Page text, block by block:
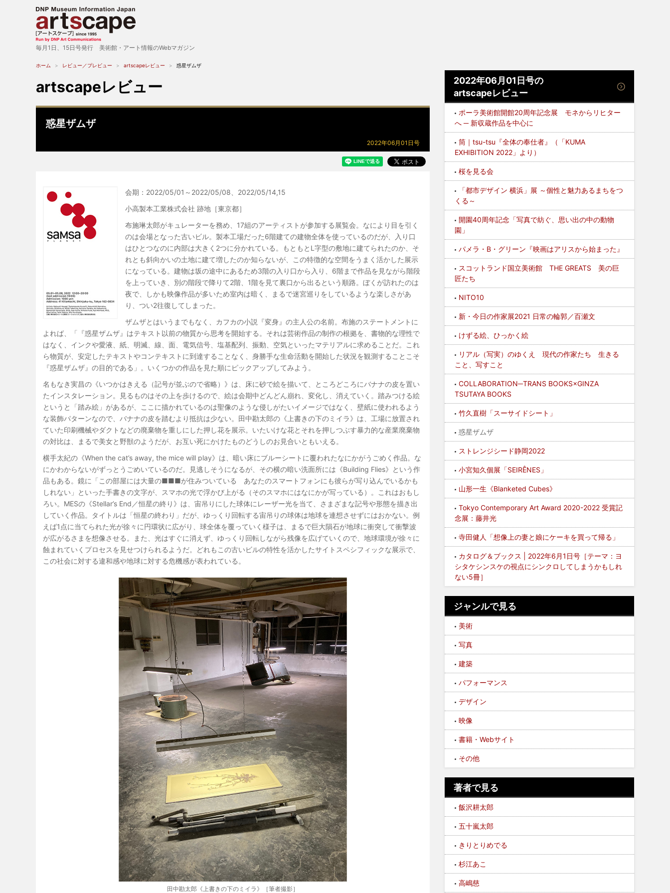
ホーム レビュー／プレビュー artscapeレビュー 惑星ザムザ
artscapeレビュー
惑星ザムザ
2022年06月01日号
会期：2022/05/01～2022/05/08、2022/05/14,15
小高製本工業株式会社 跡地［東京都］
布施琳太郎がキュレーターを務め、17組のアーティストが参加する展覧会。なにより目を引く
のは会場となった古いビル。製本工場だった6階建ての建物全体を使っているのだが、入り口
はひとつなのに内部は大きく2つに分かれている。もともとL字型の敷地に建てられたのか、そ
れとも斜向かいの土地に建て増したのか知らないが、この特徴的な空間をうまく活かした展示
になっている。建物は坂の途中にあるため3階の入り口から入り、6階まで作品を見ながら階段
を上っていき、別の階段で降りて2階、1階を見て裏口から出るという順路。ぼくが訪れたのは
夜で、しかも映像作品が多いため室内は暗く、まるで迷宮巡りをしているような楽しさがあ
り、つい2往復してしまった。
ザムザとはいうまでもなく、カフカの小説『変身』の主人公の名前。布施のステートメントに
よれば、「『惑星ザムザ』はテキスト以前の物質から思考を開始する。それは芸術作品の制作の根拠を、書物的な理性で
はなく、インクや愛液、紙、明滅、線、面、電気信号、塩基配列、振動、空気といったマテリアルに求めることだ。これ
ら物質が、安定したテキストやコンテキストに到達することなく、身勝手な生命活動を開始した状況を観測することこそ
『惑星ザムザ』の目的である」。いくつかの作品を見た順にピックアップしてみよう。
名もなき実昌の《いつかはきえる（記号が並ぶので省略）》は、床に砂で絵を描いて、ところどころにバナナの皮を置い
たインスタレーション。見るものはその上を歩けるので、絵は会期中どんどん崩れ、変化し、消えていく。踏みつける絵
というと「踏み絵」があるが、ここに描かれているのは聖像のような侵しがたいイメージではなく、壁紙に使われるよう
な装飾パターンなので、バナナの皮を踏むより抵抗は少ない。田中勘太郎の《上書きの下のミイラ》は、工場に放置され
ていた印刷機械やダクトなどの廃棄物を重しにした押し花を展示。いたいけな花とそれを押しつぶす暴力的な産業廃棄物
の対比は、まるで美女と野獣のようだが、お互い死にかけたものどうしのお見合いともいえる。
横手太紀の《When the cat’s away, the mice will play》は、暗い床にブルーシートに覆われたなにかがうごめく作品。な
にかわからないがずっとうごめいているのだ。見逃しそうになるが、その横の暗い洗面所には《Building Flies》という作
品もある。鏡に「この部屋には大量の■■■が住みついている あなたのスマートフォンにも彼らが写り込んでいるかも
しれない」といった手書きの文字が、スマホの光で浮かび上がる（そのスマホにはなにかが写っている）。これはおもし
ろい。MESの《Stellar’s End／恒星の終り》は、宙吊りにした球体にレーザー光を当て、さまざまな記号や形態を描き出
していく作品。タイトルは「恒星の終わり」だが、ゆっくり回転する宙吊りの球体は地球を連想させずにはおかない。例
えば1点に当てられた光が徐々に円環状に広がり、球全体を覆っていく様子は、まるで巨大隕石が地球に衝突して衝撃波
が広がるさまを想像させる。また、光はすぐに消えず、ゆっくり回転しながら残像を広げていくので、地球環境が徐々に
蝕まれていくプロセスを見せつけられるようだ。どれもこの古いビルの特性を活かしたサイトスペシフィックな展示で、
この社会に対する違和感や地球に対する危機感が表われている。
田中勘太郎《上書きの下のミイラ》［筆者撮影］
2022年06月01日号の
artscapeレビュー
ポーラ美術館開館20周年記念展 モネからリヒター
へ ─ 新収蔵作品を中心に
筒｜tsu-tsu『全体の奉仕者』（「KUMA
EXHIBITION 2022」より）
桜を見る会
「都市デザイン 横浜」展 ～個性と魅⼒あるまちをつ
くる～
開園40周年記念「写真で紡ぐ、思い出の中の動物
園」
パメラ・B・グリーン『映画はアリスから始まった』
スコットランド国立美術館 THE GREATS 美の巨
匠たち
NITO10
新・今日の作家展2021 日常の輪郭／百瀬文
けずる絵、ひっかく絵
リアル（写実）のゆくえ 現代の作家たち 生きる
こと、写すこと
COLLABORATION─TRANS BOOKS×GINZA
TSUTAYA BOOKS
竹久直樹「スーサイドシート」
惑星ザムザ
ストレンジシード静岡2022
小宮知久個展「SEIRÊNES」
山形一生《Blanketed Cubes》
Tokyo Contemporary Art Award 2020-2022 受賞記
念展：藤井光
寺田健人「想像上の妻と娘にケーキを買って帰る」
カタログ＆ブックス | 2022年6月1日号［テーマ：ヨ
シタケシンスケの視点にシンクロしてしまうかもしれ
ない5冊］
ジャンルで見る
美術
写真
建築
パフォーマンス
デザイン
映像
書籍・Webサイト
その他
著者で見る
飯沢耕太郎
五十嵐太郎
きりとりめでる
杉江あこ
高嶋慈
毎月1日、15日号発行 美術館・アート情報のWebマガジン